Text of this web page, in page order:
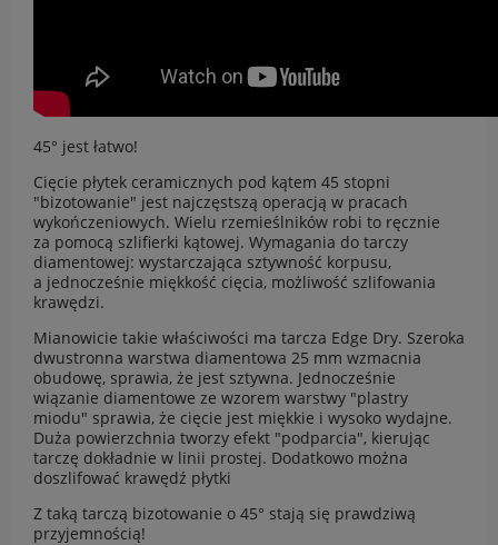
45° jest łatwo!
Cięcie płytek ceramicznych pod kątem 45 stopni
"bizotowanie" jest najczęstszą operacją w pracach
wykończeniowych. Wielu rzemieślników robi to ręcznie
za pomocą szlifierki kątowej. Wymagania do tarczy
diamentowej: wystarczająca sztywność korpusu,
a jednocześnie miękkość cięcia, możliwość szlifowania
krawędzi.
Mianowicie takie właściwości ma tarcza Edge Dry. Szeroka
dwustronna warstwa diamentowa 25 mm wzmacnia
obudowę, sprawia, że jest sztywna. Jednocześnie
wiązanie diamentowe ze wzorem warstwy "plastry
miodu" sprawia, że cięcie jest miękkie i wysoko wydajne.
Duża powierzchnia tworzy efekt "podparcia", kierując
tarczę dokładnie w linii prostej. Dodatkowo można
doszlifować krawędź płytki
Z taką tarczą bizotowanie o 45° stają się prawdziwą
przyjemnością!